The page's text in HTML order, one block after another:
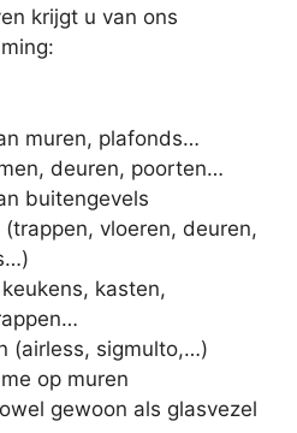
krijgt u van ons
muren, plafonds…
deuren, poorten…
buitengevels
vloeren, deuren,
kasten,
(airless, sigmulto,…)
op muren
gewoon als glasvezel